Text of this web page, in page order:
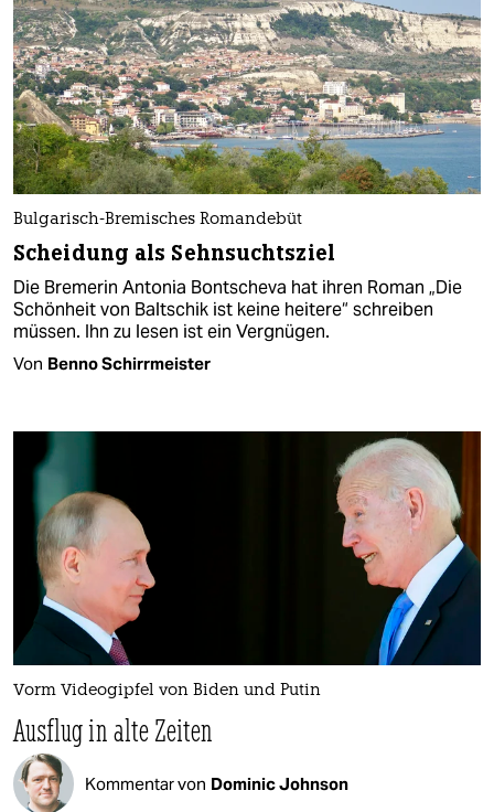
Bulgarisch-Bremisches Romandebüt
Scheidung als Sehnsuchtsziel
Die Bremerin Antonia Bontscheva hat ihren Roman „Die
Schönheit von Baltschik ist keine heitere“ schreiben
müssen. Ihn zu lesen ist ein Vergnügen.
Von Benno Schirrmeister
Vorm Videogipfel von Biden und Putin
Ausflug in alte Zeiten
Kommentar von Dominic Johnson